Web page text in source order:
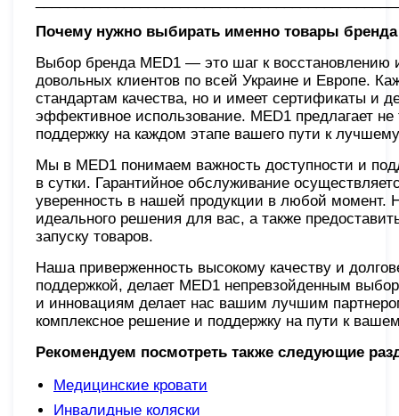
Почему нужно выбирать именно товары бренда
Выбор бренда MED1 — это шаг к
довольных клиентов по всей Украине и Европе.
стандартам качества, но и имеет сертификаты и
эффективное использование. MED1 предлагает
поддержку на каждом этапе вашего пути к
Мы в MED1 понимаем важность доступности и
в сутки. Гарантийное обслуживание
уверенность в нашей продукции в любой момент.
идеального решения для вас, а также
запуску товаров.
Наша приверженность высокому качеству и
поддержкой, делает MED1 непревзойденным
и инновациям делает нас вашим лучшим
комплексное решение и поддержку на пути к
Рекомендуем посмотреть также следующие
Медицинские кровати
Инвалидные коляски